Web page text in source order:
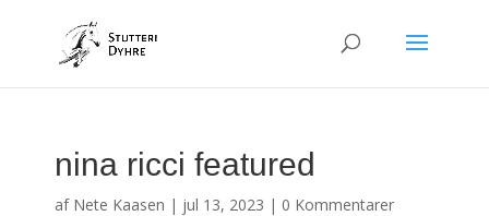
nina ricci featured
af Nete Kaasen | jul 13, 2023 | 0 Kommentarer